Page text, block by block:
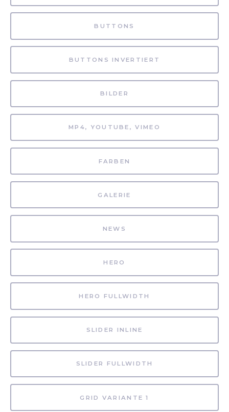
BUTTONS
BUTTONS INVERTIERT
BILDER
MP4, YOUTUBE, VIMEO
FARBEN
GALERIE
NEWS
HERO
HERO FULLWIDTH
SLIDER INLINE
SLIDER FULLWIDTH
GRID VARIANTE 1